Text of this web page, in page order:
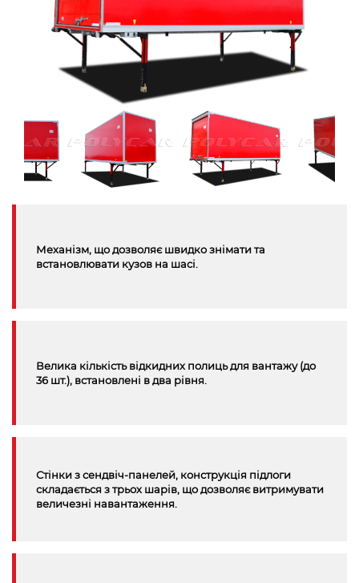
Механізм, що дозволяє швидко знімати та
встановлювати кузов на шасі.
Велика кількість відкидних полиць для вантажу (до
36 шт.), встановлені в два рівня.
Стінки з сендвіч-панелей, конструкція підлоги
складається з трьох шарів, що дозволяє витримувати
величезні навантаження.